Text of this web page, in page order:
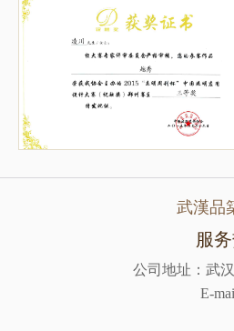
武漢品
服
公司地址：武
E-